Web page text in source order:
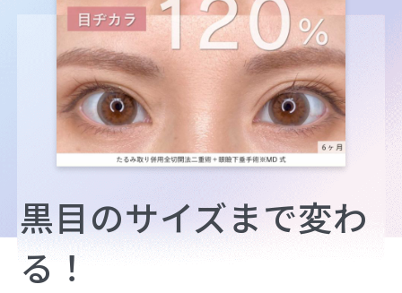
黒目のサイズまで変わ
る！